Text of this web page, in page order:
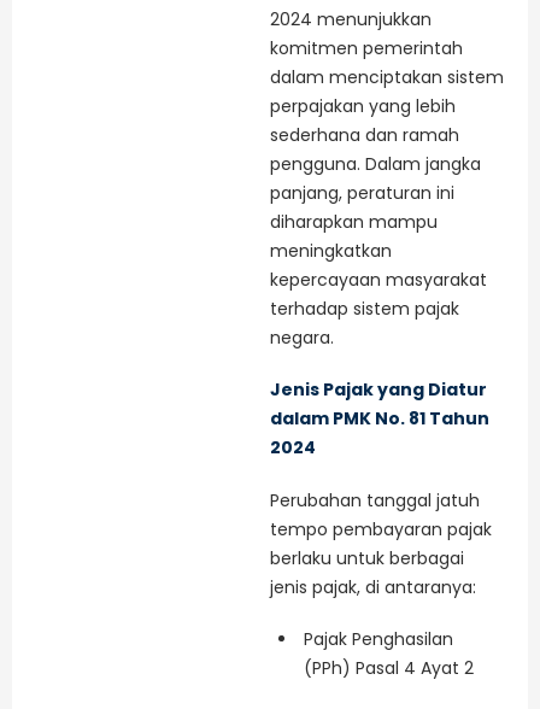
2024 menunjukkan
komitmen pemerintah
dalam menciptakan sistem
perpajakan yang lebih
sederhana dan ramah
pengguna. Dalam jangka
panjang, peraturan ini
diharapkan mampu
meningkatkan
kepercayaan masyarakat
terhadap sistem pajak
negara.
Jenis Pajak yang Diatur
dalam PMK No. 81 Tahun
2024
Perubahan tanggal jatuh
tempo pembayaran pajak
berlaku untuk berbagai
jenis pajak, di antaranya:
Pajak Penghasilan
(PPh) Pasal 4 Ayat 2